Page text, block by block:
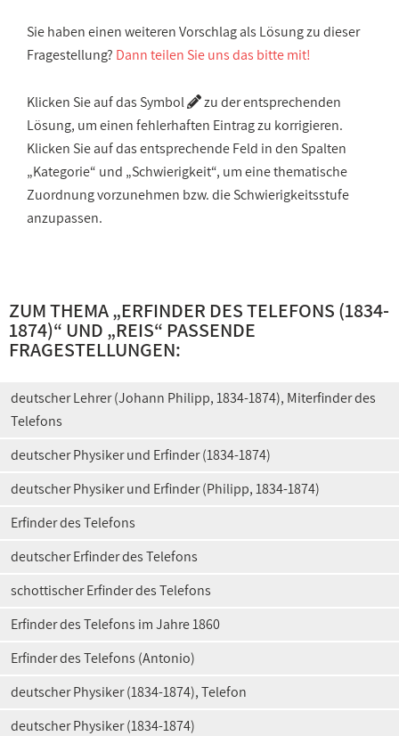
Sie haben einen weiteren Vorschlag als Lösung zu dieser
Fragestellung? Dann teilen Sie uns das bitte mit!
Klicken Sie auf das Symbol
zu der entsprechenden
Lösung, um einen fehlerhaften Eintrag zu korrigieren.
Klicken Sie auf das entsprechende Feld in den Spalten
„Kategorie“ und „Schwierigkeit“, um eine thematische
Zuordnung vorzunehmen bzw. die Schwierigkeitsstufe
anzupassen.
ZUM THEMA „ERFINDER DES TELEFONS (1834-
1874)“ UND „REIS“ PASSENDE
FRAGESTELLUNGEN:
deutscher Lehrer (Johann Philipp, 1834-1874), Miterfinder des
Telefons
deutscher Physiker und Erfinder (1834-1874)
deutscher Physiker und Erfinder (Philipp, 1834-1874)
Erfinder des Telefons
deutscher Erfinder des Telefons
schottischer Erfinder des Telefons
Erfinder des Telefons im Jahre 1860
Erfinder des Telefons (Antonio)
deutscher Physiker (1834-1874), Telefon
deutscher Physiker (1834-1874)